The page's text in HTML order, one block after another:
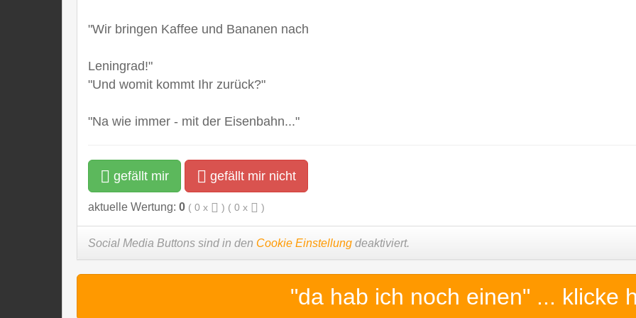
"Wir bringen Kaffee und Bananen nach
Leningrad!"
"Und womit kommt Ihr zurück?"
"Na wie immer - mit der Eisenbahn..."
gefällt mir gefällt mir nicht
aktuelle Wertung: 0 ( 0 x ) ( 0 x )
Social Media Buttons sind in den Cookie Einstellung deaktiviert.
"da hab ich noch einen" ... klicke